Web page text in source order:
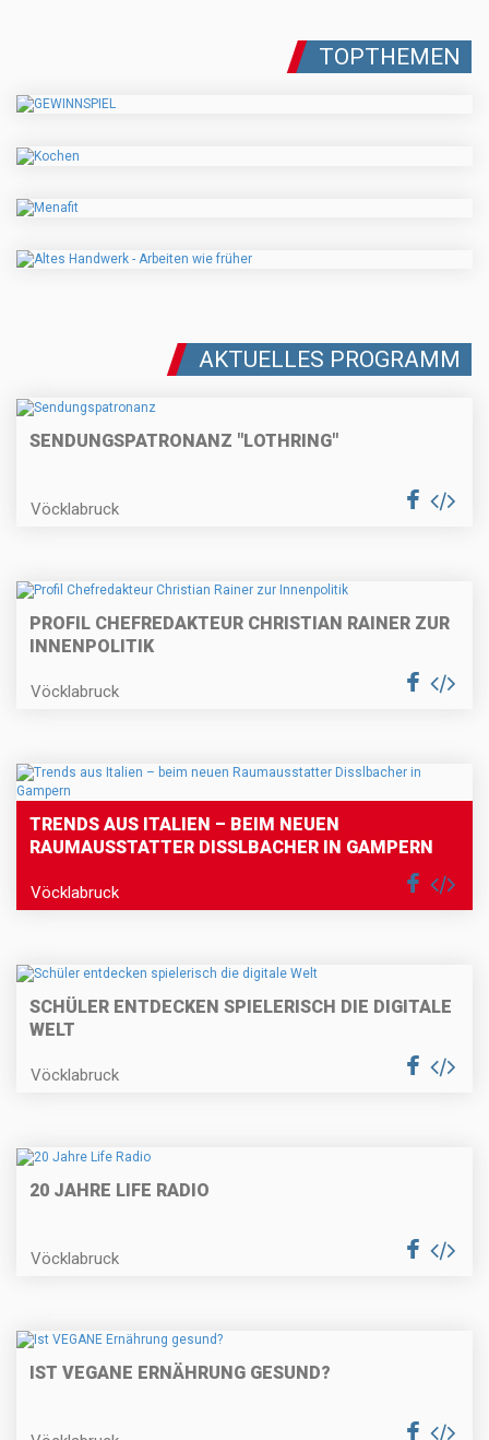
TOPTHEMEN
AKTUELLES PROGRAMM
SENDUNGSPATRONANZ "LOTHRING"
Vöcklabruck
PROFIL CHEFREDAKTEUR CHRISTIAN RAINER ZUR
INNENPOLITIK
Vöcklabruck
TRENDS AUS ITALIEN – BEIM NEUEN
RAUMAUSSTATTER DISSLBACHER IN GAMPERN
Vöcklabruck
SCHÜLER ENTDECKEN SPIELERISCH DIE DIGITALE
WELT
Vöcklabruck
20 JAHRE LIFE RADIO
Vöcklabruck
IST VEGANE ERNÄHRUNG GESUND?